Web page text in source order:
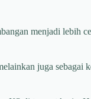
menjadi lebih
juga sebagai